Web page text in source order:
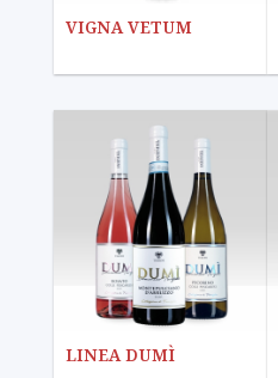
VIGNA VETUM
LINEA DUMÌ